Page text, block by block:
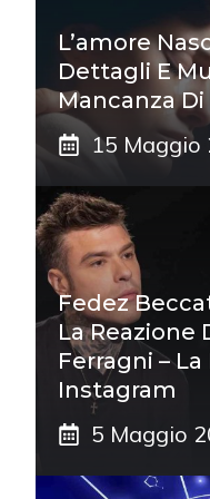
L’amore
Dettagli E
Mancanza Di
15 Maggio
Fedez
La Reazione
Ferragni –
Instagram
5 Maggio